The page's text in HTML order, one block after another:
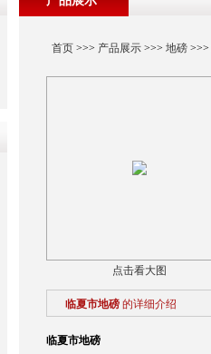
首页>>> 产品展示>>> 地磅>>>
点击看大图
临夏市地磅 的详细介绍
临夏市地磅